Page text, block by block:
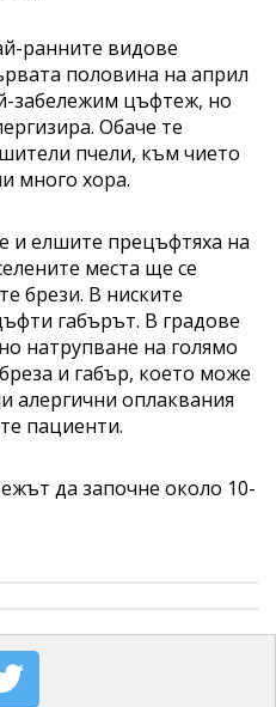
ранните видове
половина на април
забележим цъфтеж, но
Обаче те
пчели, към чието
много хора.
и елшите прецъфтяха на
места ще се
брези. В ниските
габърът. В градове
натрупване на голямо
и габър, което може
алергични оплаквания
пациенти.
да започне около 10-